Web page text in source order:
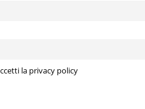
la privacy policy